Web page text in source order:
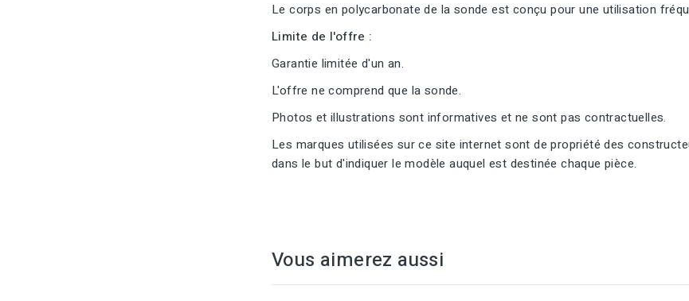
Le corps en polycarbonate de la sonde est conçu pour une utilisation
Limite de l'offre :
Garantie limitée d'un an.
L'offre ne comprend que la sonde.
Photos et illustrations sont informatives et ne sont pas contractuelles.
Les marques utilisées sur ce site internet sont de propriété des
dans le but d'indiquer le modèle auquel est destinée chaque pièce.
Vous aimerez aussi